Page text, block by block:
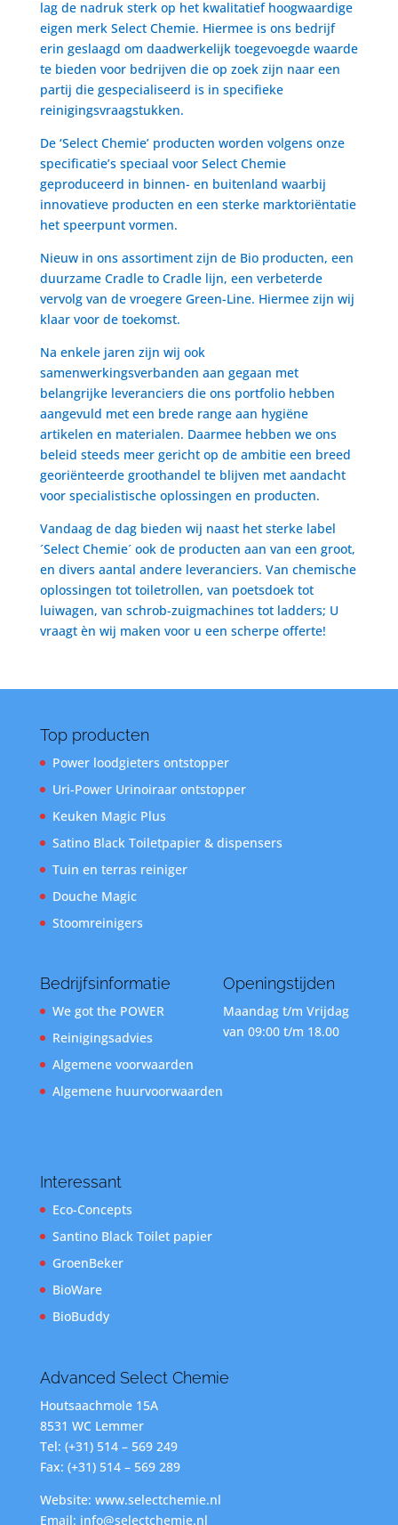
lag de nadruk sterk op het kwalitatief hoogwaardige
eigen merk Select Chemie. Hiermee is ons bedrijf
erin geslaagd om daadwerkelijk toegevoegde waarde
te bieden voor bedrijven die op zoek zijn naar een
partij die gespecialiseerd is in specifieke
reinigingsvraagstukken.
De ‘Select Chemie’ producten worden volgens onze
specificatie’s speciaal voor Select Chemie
geproduceerd in binnen- en buitenland waarbij
innovatieve producten en een sterke marktoriëntatie
het speerpunt vormen.
Nieuw in ons assortiment zijn de Bio producten, een
duurzame Cradle to Cradle lijn, een verbeterde
vervolg van de vroegere Green-Line. Hiermee zijn wij
klaar voor de toekomst.
Na enkele jaren zijn wij ook
samenwerkingsverbanden aan gegaan met
belangrijke leveranciers die ons portfolio hebben
aangevuld met een brede range aan hygiëne
artikelen en materialen. Daarmee hebben we ons
beleid steeds meer gericht op de ambitie een breed
georiënteerde groothandel te blijven met aandacht
voor specialistische oplossingen en producten.
Vandaag de dag bieden wij naast het sterke label
´Select Chemie´ ook de producten aan van een groot,
en divers aantal andere leveranciers. Van chemische
oplossingen tot toiletrollen, van poetsdoek tot
luiwagen, van schrob-zuigmachines tot ladders; U
vraagt èn wij maken voor u een scherpe offerte!
Top producten
Power loodgieters ontstopper
Uri-Power Urinoiraar ontstopper
Keuken Magic Plus
Satino Black Toiletpapier & dispensers
Tuin en terras reiniger
Douche Magic
Stoomreinigers
Bedrijfsinformatie
We got the POWER
Reinigingsadvies
Algemene voorwaarden
Algemene huurvoorwaarden
Openingstijden
Maandag t/m Vrijdag
van 09:00 t/m 18.00
Interessant
Eco-Concepts
Santino Black Toilet papier
GroenBeker
BioWare
BioBuddy
Advanced Select Chemie
Houtsaachmole 15A
8531 WC Lemmer
Tel: (+31) 514 – 569 249
Fax: (+31) 514 – 569 289
Website: www.selectchemie.nl
Email: info@selectchemie.nl